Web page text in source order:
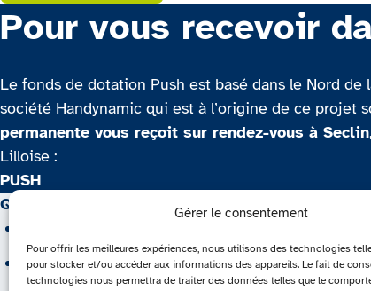
Gérer le consentement
Pour offrir les meilleures expériences, nous utilisons des technologies
pour stocker et/ou accéder aux informations des appareils. Le fait de
technologies nous permettra de traiter des données telles que le
Pour vous recevoir
Le fonds de dotation Push est basé dans le Nord de
société Handynamic qui est à l’origine de ce projet
permanente vous reçoit sur rendez-vous à Seclin
Lilloise :
PUSH
Qui sommes nous ?
Nous contacter
Soutenir
Donner